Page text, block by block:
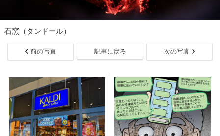
石窯（タンドール）
前の写真 記事に戻る 次の写真